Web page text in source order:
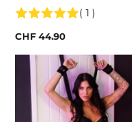
( 1 )
CHF 44.90